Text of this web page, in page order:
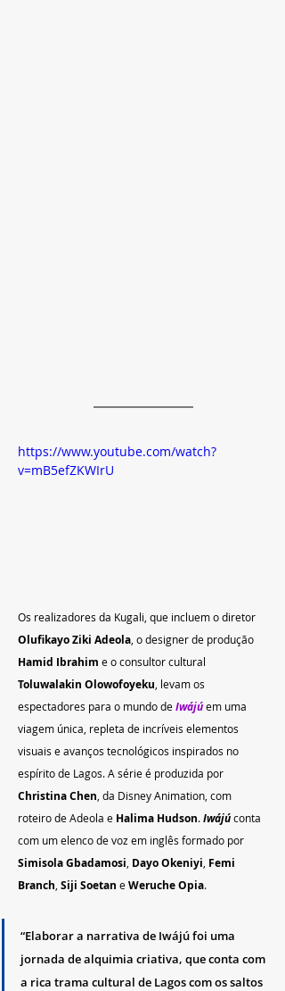
https://www.youtube.com/watch?
v=mB5efZKWIrU
Os realizadores da Kugali, que incluem o diretor
Olufikayo Ziki Adeola , o designer de produção
Hamid Ibrahim e o consultor cultural
Toluwalakin Olowofoyeku , levam os
espectadores para o mundo de Iwájúem uma
viagem única, repleta de incríveis elementos
visuais e avanços tecnológicos inspirados no
espírito de Lagos. A série é produzida por
Christina Chen , da Disney Animation, com
roteiro de Adeola e Halima Hudson. Iwájú conta
com um elenco de voz em inglês formado por
Simisola Gbadamosi Dayo Okeniyi Femi
Branch Siji Soetan e Weruche Opia.
“Elaborar a narrativa de Iwájú foi uma
jornada de alquimia criativa, que conta com
a rica trama cultural de Lagos com os saltos